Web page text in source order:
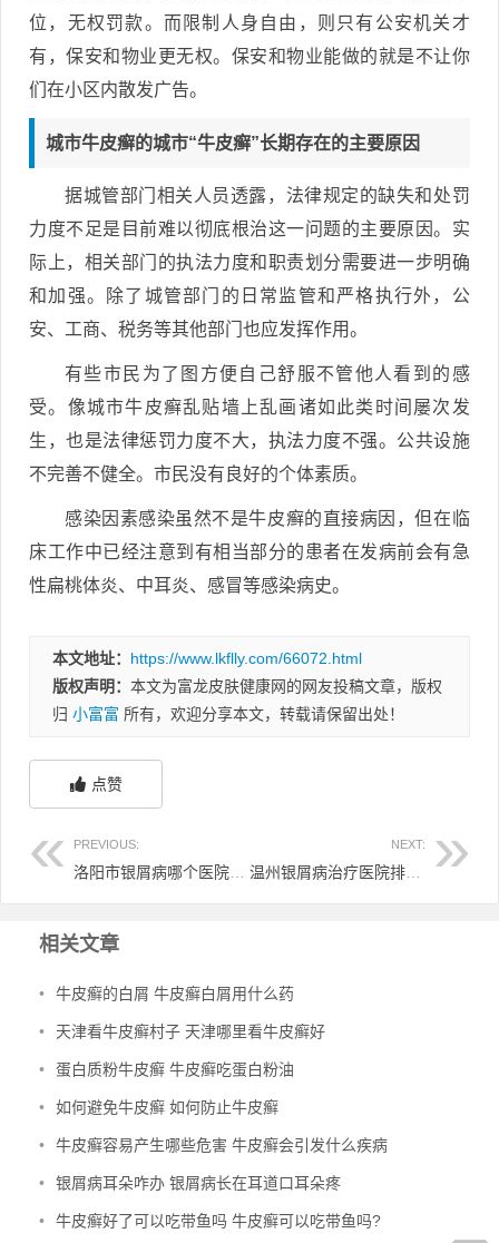
位，无权罚款。而限制人身自由，则只有公安机关才
有，保安和物业更无权。保安和物业能做的就是不让你
们在小区内散发广告。
城市牛皮癣的城市“牛皮癣”长期存在的主要原因
据城管部门相关人员透露，法律规定的缺失和处罚
力度不足是目前难以彻底根治这一问题的主要原因。实
际上，相关部门的执法力度和职责划分需要进一步明确
和加强。除了城管部门的日常监管和严格执行外，公
安、工商、税务等其他部门也应发挥作用。
有些市民为了图方便自己舒服不管他人看到的感
受。像城市牛皮癣乱贴墙上乱画诸如此类时间屡次发
生，也是法律惩罚力度不大，执法力度不强。公共设施
不完善不健全。市民没有良好的个体素质。
感染因素感染虽然不是牛皮癣的直接病因，但在临
床工作中已经注意到有相当部分的患者在发病前会有急
性扁桃体炎、中耳炎、感冒等感染病史。
本文地址： https://www.lkflly.com/66072.html
版权声明： 本文为富龙皮肤健康网的网友投稿文章，版权
归 小富富 所有，欢迎分享本文，转载请保留出处！
点赞
PREVIOUS: NEXT:
温州银屑病治疗医院排名 温州好的皮肤病医院
相关文章
• 牛皮癣的白屑 牛皮癣白屑用什么药
• 天津看牛皮癣村子 天津哪里看牛皮癣好
• 蛋白质粉牛皮癣 牛皮癣吃蛋白粉油
• 如何避免牛皮癣 如何防止牛皮癣
• 牛皮癣容易产生哪些危害 牛皮癣会引发什么疾病
• 银屑病耳朵咋办 银屑病长在耳道口耳朵疼
• 牛皮癣好了可以吃带鱼吗 牛皮癣可以吃带鱼吗?